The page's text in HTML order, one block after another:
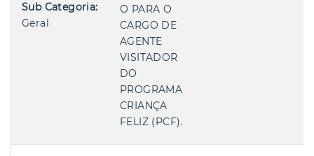
Sub Categoria:
Geral
O PARA O
CARGO DE
AGENTE
VISITADOR
DO
PROGRAMA
CRIANÇA
FELIZ (PCF).